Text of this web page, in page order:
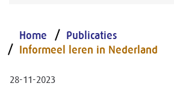
Home
Publicaties
Informeel leren in Nederland
28-11-2023